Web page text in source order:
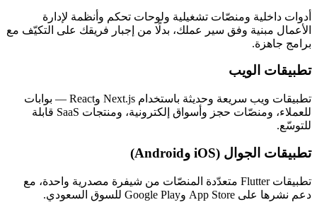
أدوات داخلية ومنصّات تشغيلية ولوحات تحكم وأنظمة لإدارة
الأعمال مبنية وفق سير عملك، بدلًا من إجبار فريقك على التكيّف مع
برامج جاهزة.
تطبيقات الويب
تطبيقات ويب سريعة وحديثة باستخدام Next.js وReact — بوابات
للعملاء، ومنصّات حجز وأسواق إلكترونية، ومنتجات SaaS قابلة
للتوسّع.
تطبيقات الجوال (iOS وAndroid)
تطبيقات Flutter متعدّدة المنصّات من شيفرة مصدرية واحدة، مع
دعم نشرها على App Store وGoogle Play للسوق السعودي.